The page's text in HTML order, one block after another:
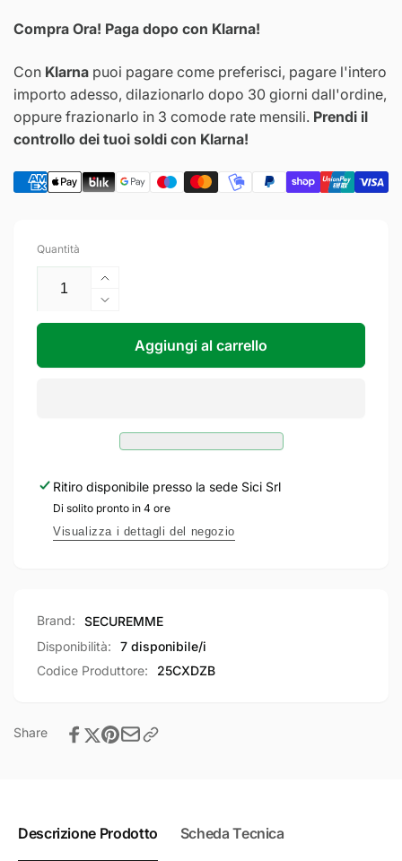
Compra Ora! Paga dopo con Klarna!
Con Klarna puoi pagare come preferisci, pagare l'intero
importo adesso, dilazionarlo dopo 30 giorni dall'ordine,
oppure frazionarlo in 3 comode rate mensili. Prendi il
controllo dei tuoi soldi con Klarna!
Quantità
Aumenta
quantità
per
SECUREMME
cilindro
europeo
destra
4
mandate
Diminuisci
quantità
SECUREMME
Mano
destra
4
Aggiungi al carrello
Ritiro disponibile presso la sede Sici Srl
Di solito pronto in 4 ore
Visualizza i dettagli del negozio
Brand:
SECUREMME
Disponibilità:
7 disponibile/i
Codice Produttore:
25CXDZB
Share
Descrizione Prodotto Scheda Tecnica